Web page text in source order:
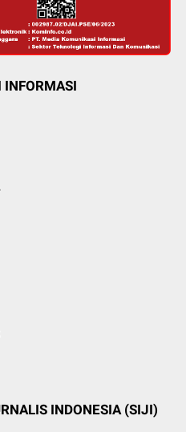
INFORMASI
INDONESIA (SIJI)